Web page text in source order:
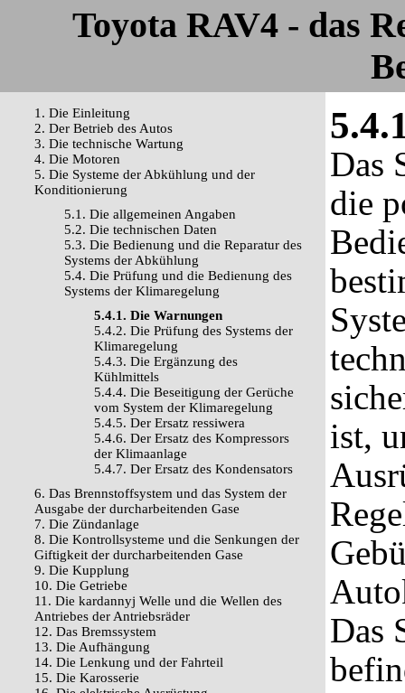
Toyota RAV4 - das
1. Die Einleitung
2. Der Betrieb des Autos
3. Die technische Wartung
4. Die Motoren
5. Die Systeme der Abkühlung und der
Konditionierung
5.1. Die allgemeinen Angaben
5.2. Die technischen Daten
5.3. Die Bedienung und die Reparatur des
Systems der Abkühlung
5.4. Die Prüfung und die Bedienung des
Systems der Klimaregelung
5.4.1. Die Warnungen
5.4.2. Die Prüfung des Systems der
Klimaregelung
5.4.3. Die Ergänzung des
Kühlmittels
5.4.4. Die Beseitigung der Gerüche
vom System der Klimaregelung
5.4.5. Der Ersatz ressiwera
5.4.6. Der Ersatz des Kompressors
der Klimaanlage
5.4.7. Der Ersatz des Kondensators
6. Das Brennstoffsystem und das System der
Ausgabe der durcharbeitenden Gase
7. Die Zündanlage
8. Die Kontrollsysteme und die Senkungen der
Giftigkeit der durcharbeitenden Gase
9. Die Kupplung
10. Die Getriebe
11. Die kardannyj Welle und die Wellen des
Antriebes der Antriebsräder
12. Das Bremssystem
13. Die Aufhängung
14. Die Lenkung und der Fahrteil
15. Die Karosserie
Das
die
ist,
Das